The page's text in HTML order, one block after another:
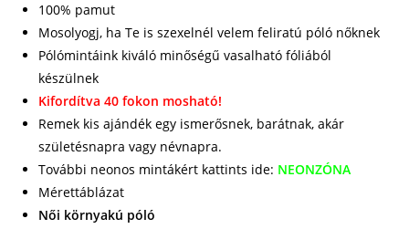
100% pamut
Mosolyogj, ha Te is szexelnél velem feliratú póló nőknek
Pólómintáink kiváló minőségű vasalható fóliából
készülnek
Kifordítva 40 fokon mosható!
Remek kis ajándék egy ismerősnek, barátnak, akár
születésnapra vagy névnapra.
További neonos mintákért kattints ide: NEONZÓNA
Mérettáblázat
Női környakú póló